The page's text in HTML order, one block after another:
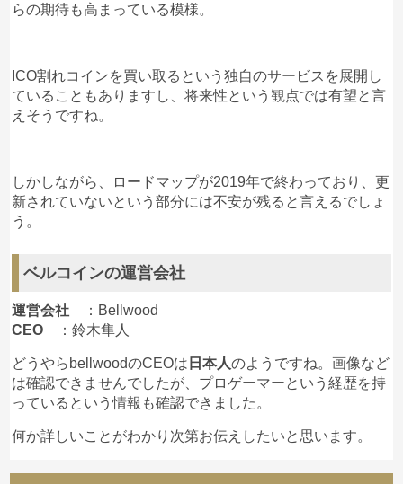
らの期待も高まっている模様。
ICO割れコインを買い取るという独自のサービスを展開し
ていることもありますし、将来性という観点では有望と言
えそうですね。
しかしながら、ロードマップが2019年で終わっており、更
新されていないという部分には不安が残ると言えるでしょ
う。
ベルコインの運営会社
運営会社 ：Bellwood
CEO ：鈴木隼人
どうやらbellwoodのCEOは 日本人のようですね。画像など
は確認できませんでしたが、プロゲーマーという経歴を持
っているという情報も確認できました。
何か詳しいことがわかり次第お伝えしたいと思います。